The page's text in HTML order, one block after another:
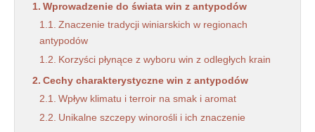
Wprowadzenie do świata win z antypodów
Znaczenie tradycji winiarskich w regionach
antypodów
Korzyści płynące z wyboru win z odległych krain
Cechy charakterystyczne win z antypodów
Wpływ klimatu i terroir na smak i aromat
Unikalne szczepy winorośli i ich znaczenie